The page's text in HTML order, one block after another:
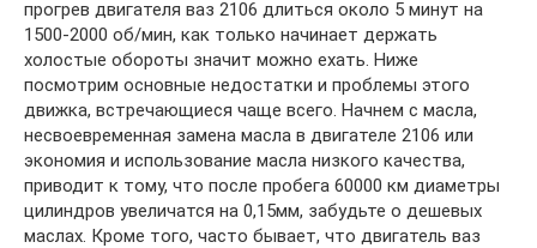
прогрев двигателя ваз 2106 длиться около 5 минут на
1500-2000 об/мин, как только начинает держать
холостые обороты значит можно ехать. Ниже
посмотрим основные недостатки и проблемы этого
движка, встречающиеся чаще всего. Начнем с масла,
несвоевременная замена масла в двигателе 2106 или
экономия и использование масла низкого качества,
приводит к тому, что после пробега 60000 км диаметры
цилиндров увеличатся на 0,15мм, забудьте о дешевых
маслах. Кроме того, часто бывает, что двигатель ваз